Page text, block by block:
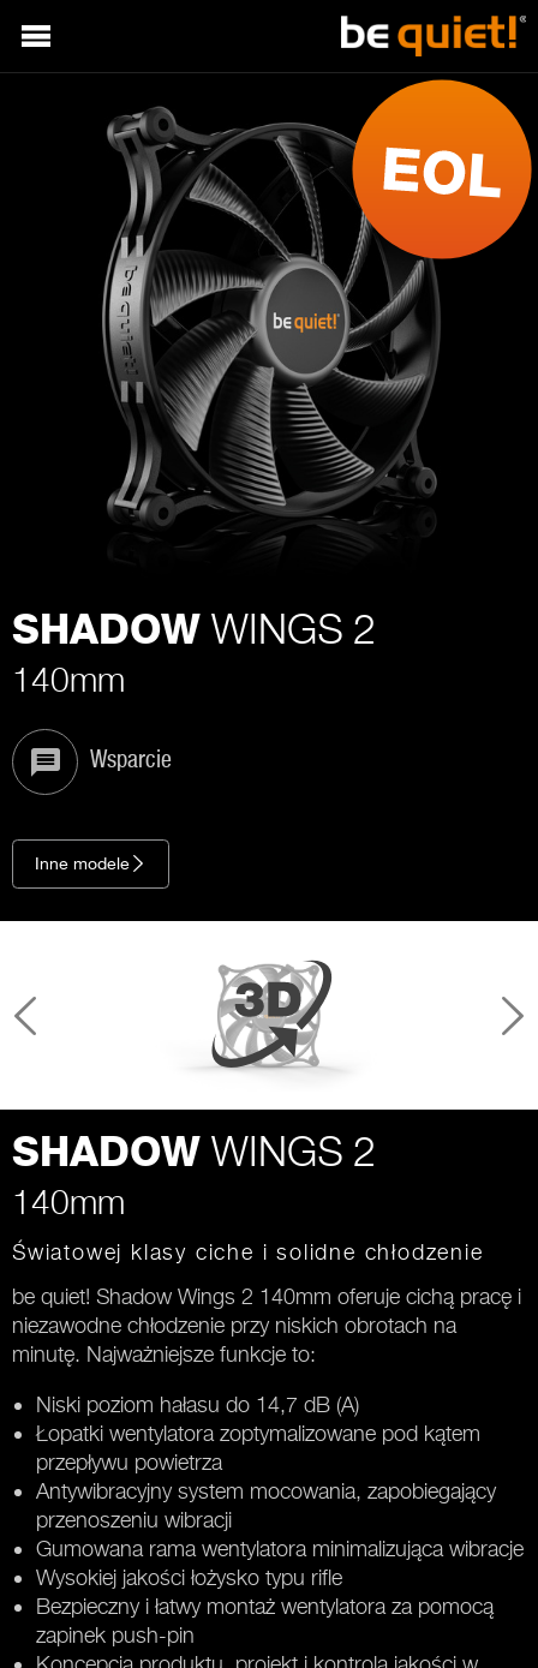
SHADOW WINGS 2
140mm
Wsparcie
Inne modele
SHADOW WINGS 2
140mm
Światowej klasy ciche i solidne chłodzenie
be quiet! Shadow Wings 2 140mm oferuje cichą pracę i
niezawodne chłodzenie przy niskich obrotach na
minutę. Najważniejsze funkcje to:
Niski poziom hałasu do 14,7 dB (A)
Łopatki wentylatora zoptymalizowane pod kątem
przepływu powietrza
Antywibracyjny system mocowania, zapobiegający
przenoszeniu wibracji
Gumowana rama wentylatora minimalizująca wibracje
Wysokiej jakości łożysko typu rifle
Bezpieczny i łatwy montaż wentylatora za pomocą
zapinek push-pin